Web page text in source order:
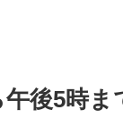
後5時ま